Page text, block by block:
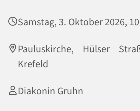
Samstag, 3. Oktober 2026,
Pauluskirche, Hülser
Krefeld
Diakonin Gruhn